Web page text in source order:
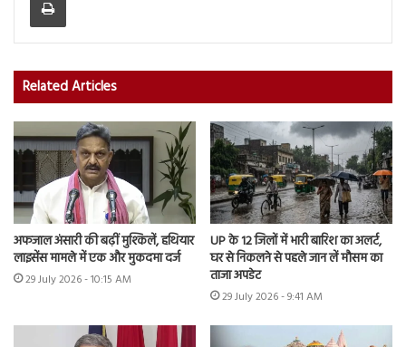
Related Articles
अफजाल अंसारी की बढ़ीं मुश्किलें, हथियार
लाइसेंस मामले में एक और मुकदमा दर्ज
29 July 2026 - 10:15 AM
UP के 12 जिलों में भारी बारिश का अलर्ट,
घर से निकलने से पहले जान लें मौसम का
ताजा अपडेट
29 July 2026 - 9:41 AM